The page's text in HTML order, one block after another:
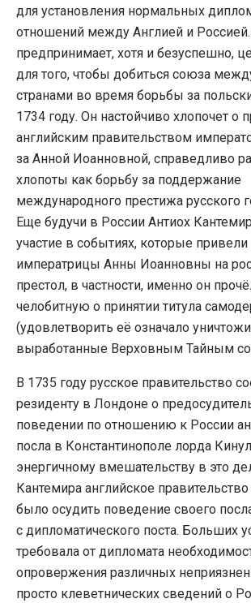
для установления нормальных
отношений между Англией и
предпринимает, хотя и безуспешно,
для того, чтобы добиться союза
странами во время борьбы за
1734 году. Он настойчиво хлопочет о
английским правительством
за Анной Иоанновной, справедливо
хлопоты как борьбу за поддержание
международного престижа русского
Еще будучи в России Антиох
участие в событиях, которые
императрицы Анны Иоанновны на
престол, в частности, именно он
челобитную о принятии титула
(удовлетворить её означало
выработанные Верховным Тайным
В 1735 году русское правительство
резиденту в Лондоне о
поведении по отношению к России
посла в Константинополе лорда
энергичному вмешательству в это
Кантемира английское
было осудить поведение своего
с дипломатического поста. Больших
требовала от дипломата
опровержения различных
просто клеветнических сведений о